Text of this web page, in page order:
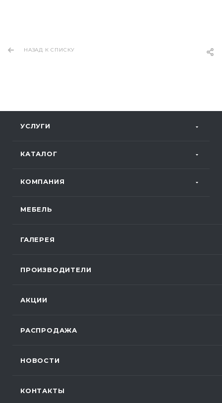
НАЗАД К СПИСКУ
УСЛУГИ
КАТАЛОГ
КОМПАНИЯ
МЕБЕЛЬ
ГАЛЕРЕЯ
ПРОИЗВОДИТЕЛИ
АКЦИИ
РАСПРОДАЖА
НОВОСТИ
КОНТАКТЫ